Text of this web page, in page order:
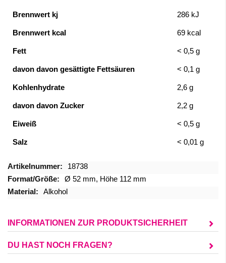
Brennwert kj 286 kJ
Brennwert kcal 69 kcal
Fett < 0,5 g
davon davon gesättigte Fettsäuren < 0,1 g
Kohlenhydrate 2,6 g
davon davon Zucker 2,2 g
Eiweiß < 0,5 g
Salz < 0,01 g
Mehr
Informationen
18738
Ø 52 mm, Höhe 112 mm
Alkohol
INFORMATIONEN ZUR PRODUKTSICHERHEIT
DU HAST NOCH FRAGEN?